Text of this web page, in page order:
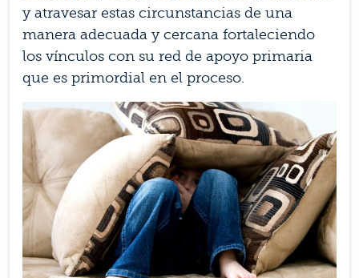
y atravesar estas circunstancias de una
manera adecuada y cercana fortaleciendo
los vínculos con su red de apoyo primaria
que es primordial en el proceso.